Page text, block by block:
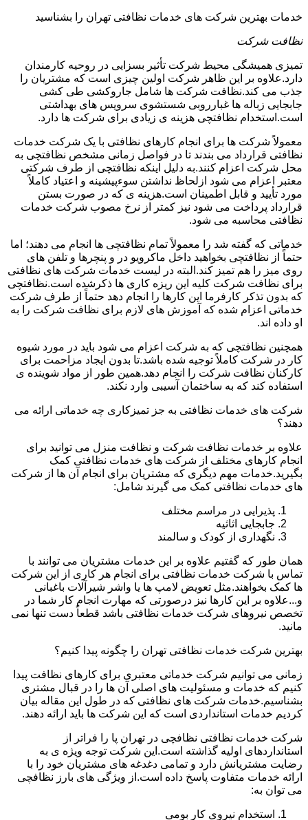
خدمات بهترین شرکت های خدمات نظافتی تهران را بشناسید
نظافت شرکت
تمیزی همیشگی محیط شرکت تأثیر بسزایی در روحیه کارمندان
دارد.علاوه بر این ظاهر شرکت اولین چیزی است که مشتریان را
جذب می کند.نظافت شرکت ها شامل جاروکشی طی کشی
جابجایی زباله ها غبارروبی شستشوی سرویس های بهداشتی
است.استخدام نظافتچی هزینه ی زیادی برای شرکت ها دارد.
معمولاً شرکت ها برای انجام کارهای نظافتی با یک شرکت خدمات
نظافتی قرارداد می بندند تا در فواصل زمانی مشخص نظافتچی به
محل شرکت اعزام کنند.به دلیل اینکه نظافتچی از طرف شرکتی
معتبر اعزام می شود ازلحاظ نداشتن سوءپیشینه و اعتیاد کاملاً
مورد تأیید و قابل اطمینان است.هزینه ی که در صورت بستن
قرارداد پرداخت می شود نیز کمتر از نرخ مصوب شرکت خدمات
نظافتی محاسبه می شود.
خدماتی که گفته شد را معمولاً تمام نظافتچی ها انجام می دهند؛ اما
حتماً از نظافتچی بخواهید داخل ماکرویو در و پنچرها و تلفن های
روی میز را هم تمیز کند.البته در لیست خدمات شرکت های نظافتی
برای نظافت شرکت کلیه این ریزه کاری ها ذکرشده است.نظافتچی
که بدون تذکر کارفرما این کارها را انجام دهد حتماً از طرف شرکت
خدماتی اعزام شده که آموزش های لازم برای نظافت شرکت را به
او داده اند.
همچنین نظافتچی که به شرکت اعزام می شود باید در مورد شیوه
کار در شرکت کاملاً توجیه شده باشد.تا بدون ایجاد مزاحمت برای
کارکنان نظافت شرکت را انجام دهد.همین طور از مواد شوینده ی
استفاده کند که به ساختمان آسیبی وارد نکند.
شرکت های خدمات نظافتی به جز تمیزکاری چه خدماتی ارائه می
دهند؟
علاوه بر خدمات نظافت شرکت و نظافت منزل می توانید برای
انجام کارهای مختلف از شرکت های خدمات نظافتی کمک
بگیرید.خدمات مهم دیگری که مشتریان برای انجام آن ها از شرکت
های خدمات نظافتی کمک می گیرند شامل:
پذیرایی در مراسم مختلف
جابجایی اثاثیه
نگهداری از کودک و سالمند
همان طور که گفتیم علاوه بر این خدمات مشتریان می توانند با
تماس با شرکت خدمات نظافتی برای انجام هر کاری از این شرکت
ها کمک بخواهند.مثل تعویض لامپ ها یا واشر شیرآلات باغبانی
و...علاوه بر این کارها نیز درصورتی که مهارت انجام کار شما در
تخصص نیروهای شرکت خدمات نظافتی باشد قطعاً دست تنها نمی
مانید.
بهترین شرکت خدمات نظافتی تهران را چگونه پیدا کنیم؟
زمانی می توانیم شرکت خدماتی معتبری برای کارهای نظافت پیدا
کنیم که خدمات و مسئولیت های اصلی آن ها را در قبال مشتری
بشناسیم.خدمات شرکت های نظافتی که در طول این مقاله بیان
کردیم خدمات استانداردی است که این شرکت ها باید ارائه دهند.
شرکت خدمات نظافتی نظافچی در تهران پا را فراتر از
استانداردهای اولیه گذاشته است.این شرکت توجه ویژه ی به
رضایت مشتریانش دارد و تمامی دغدغه های مشتریان خود را با
ارائه خدمات متفاوت پاسخ داده است.از ویژگی های بارز نظافچی
می توان به:
استخدام نیروی کار بومی